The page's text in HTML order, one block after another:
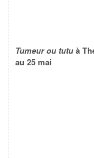
Tumeur ou tutu à
au 25 mai